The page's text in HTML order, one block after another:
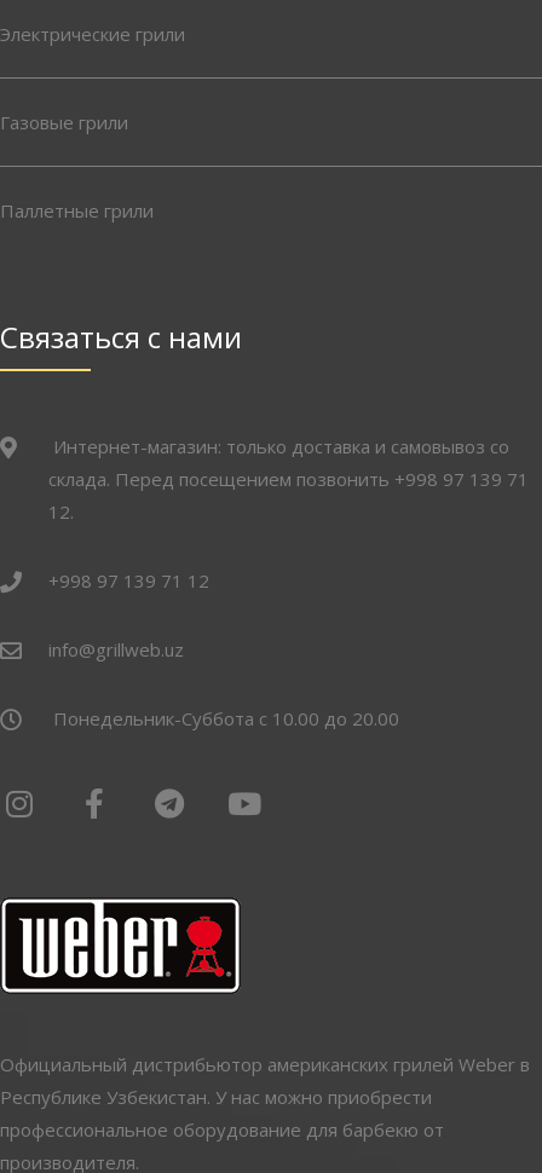
Электрические грили
Газовые грили
Паллетные грили
Связаться с нами
Интернет-магазин: только доставка и самовывоз со
склада. Перед посещением позвонить +998 97 139 71
12.
+998 97 139 71 12
info@grillweb.uz
Понедельник-Суббота с 10.00 до 20.00
Официальный дистрибьютор американских грилей Weber в
Республике Узбекистан. У нас можно приобрести
профессиональное оборудование для барбекю от
производителя.